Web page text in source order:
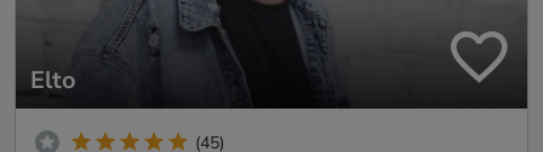
Elto
(45)